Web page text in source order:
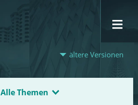
ältere Versionen
Alle Themen